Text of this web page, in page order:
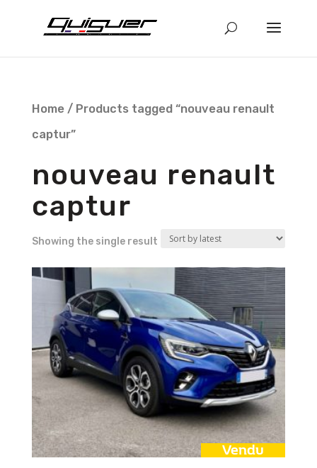
Home/ Products tagged “nouveau renault
captur”
nouveau renault
captur
Showing the single result
Vendu